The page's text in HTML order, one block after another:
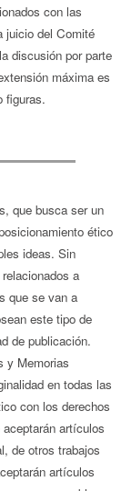
con las
juicio del Comité
discusión por parte
máxima es
figuras.
que busca ser un
ético
ideas. Sin
a
que se van a
este tipo de
de publicación.
y Memorias
en todas las
con los derechos
artículos
de otros trabajos
artículos